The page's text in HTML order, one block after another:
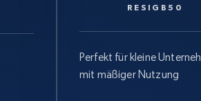
RESIGB50
Perfekt für kleine
mit mäßiger Nutzung